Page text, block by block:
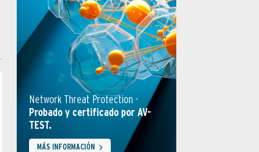
Network Threat Protection -
Probado y certificado por AV-
TEST.
MÁS INFORMACIÓN